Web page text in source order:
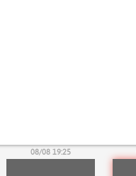
08/08 19:25